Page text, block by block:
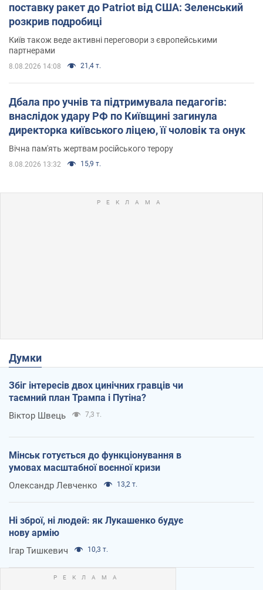
поставку ракет до Patriot від США: Зеленський
розкрив подробиці
Київ також веде активні переговори з європейськими
партнерами
8.08.2026 14:08 21,4 т.
Дбала про учнів та підтримувала педагогів:
внаслідок удару РФ по Київщині загинула
директорка київського ліцею, її чоловік та онук
Вічна пам'ять жертвам російського терору
8.08.2026 13:32 15,9 т.
Думки
Збіг інтересів двох цинічних гравців чи
таємний план Трампа і Путіна?
Віктор Швець 7,3 т.
Мінськ готується до функціонування в
умовах масштабної воєнної кризи
Олександр Левченко 13,2 т.
Ні зброї, ні людей: як Лукашенко будує
нову армію
Ігар Тишкевич 10,3 т.